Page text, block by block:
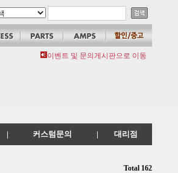
이벤트 및 문의게시판으로 이동
| 커스텀문의 | 대리점
Total 162